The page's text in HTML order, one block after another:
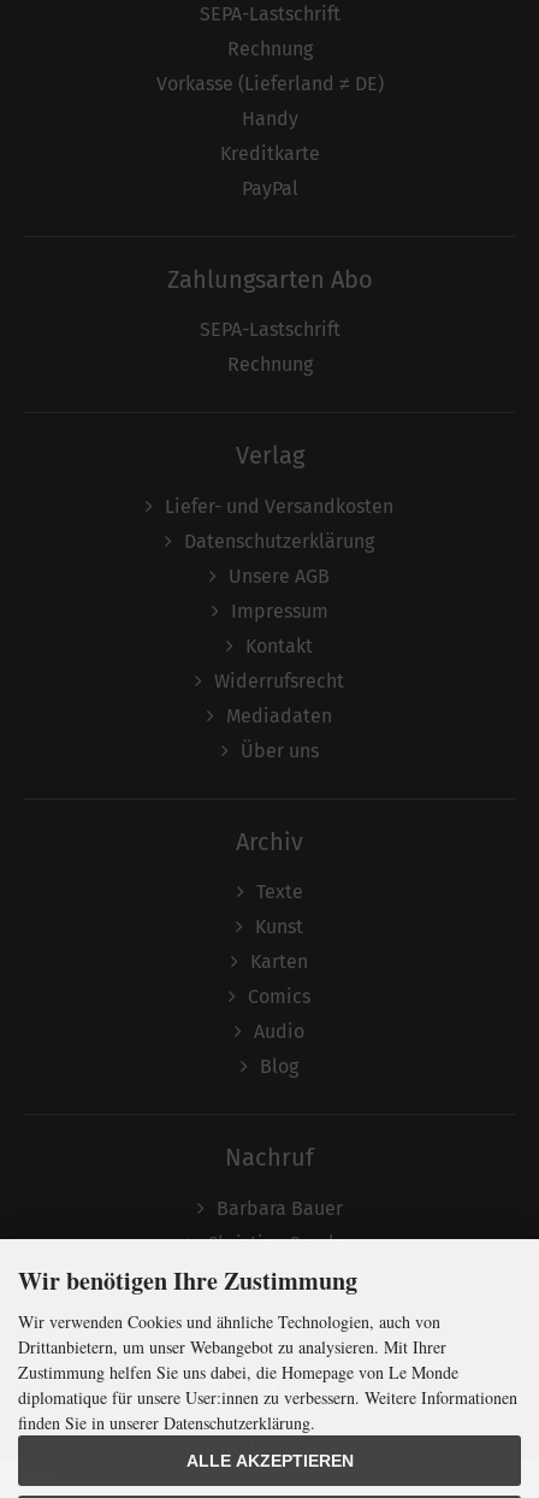
SEPA-Lastschrift
Rechnung
Vorkasse (Lieferland ≠ DE)
Handy
Kreditkarte
PayPal
Zahlungsarten Abo
SEPA-Lastschrift
Rechnung
Verlag
Liefer- und Versandkosten
Datenschutzerklärung
Unsere AGB
Impressum
Kontakt
Widerrufsrecht
Mediadaten
Über uns
Archiv
Texte
Kunst
Karten
Comics
Audio
Blog
Nachruf
Barbara Bauer
Christian Semler
Folgen
Wir benötigen Ihre Zustimmung
Wir verwenden Cookies und ähnliche Technologien, auch von
Drittanbietern, um unser Webangebot zu analysieren. Mit Ihrer
Zustimmung helfen Sie uns dabei, die Homepage von Le Monde
diplomatique für unsere User:innen zu verbessern. Weitere Informationen
finden Sie in unserer Datenschutzerklärung.
ALLE AKZEPTIEREN